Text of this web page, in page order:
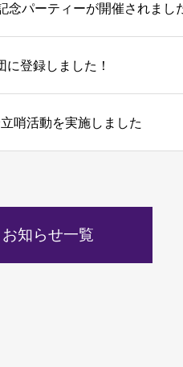
念パーティーが開催されまし
に登録しました！
哨活動を実施しました
お知らせ一覧